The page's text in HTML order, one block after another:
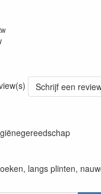
Schrijf een
langs plinten,